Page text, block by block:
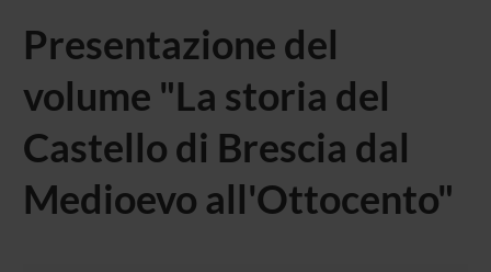
Presentazione del
volume "La storia del
Castello di Brescia dal
Medioevo all'Ottocento"